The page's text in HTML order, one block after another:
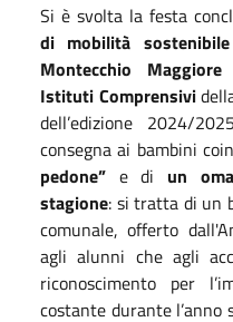
Si è svolta la festa
di mobilità
Montecchio
Istituti Comprensivi
dell’edizione 2024/
consegna ai bambini
pedone” e di un
stagione: si tratta di un
comunale, offerto
agli alunni che agli
riconoscimento per
costante durante